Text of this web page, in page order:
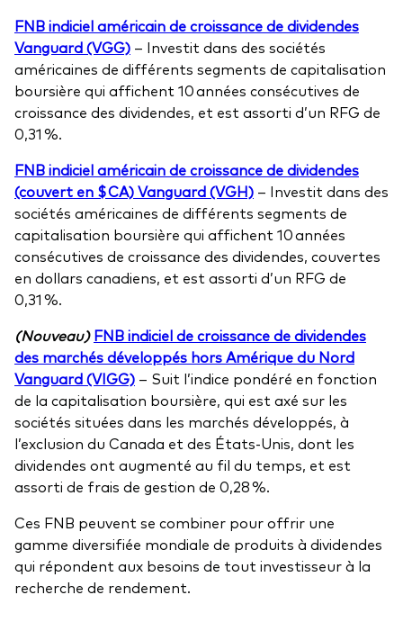
FNB indiciel américain de croissance de dividendes
Vanguard (VGG) – Investit dans des sociétés
américaines de différents segments de capitalisation
boursière qui affichent 10 années consécutives de
croissance des dividendes, et est assorti d’un RFG de
0,31 %.
FNB indiciel américain de croissance de dividendes
(couvert en $ CA) Vanguard (VGH) – Investit dans des
sociétés américaines de différents segments de
capitalisation boursière qui affichent 10 années
consécutives de croissance des dividendes, couvertes
en dollars canadiens, et est assorti d’un RFG de
0,31 %.
(Nouveau) FNB indiciel de croissance de dividendes
des marchés développés hors Amérique du Nord
Vanguard (VIGG) – Suit l’indice pondéré en fonction
de la capitalisation boursière, qui est axé sur les
sociétés situées dans les marchés développés, à
l’exclusion du Canada et des États-Unis, dont les
dividendes ont augmenté au fil du temps, et est
assorti de frais de gestion de 0,28 %.
Ces FNB peuvent se combiner pour offrir une
gamme diversifiée mondiale de produits à dividendes
qui répondent aux besoins de tout investisseur à la
recherche de rendement.